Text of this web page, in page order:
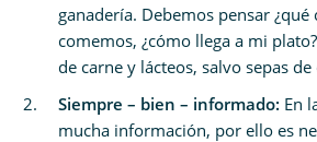
ganadería. Debemos pensar
comemos, ¿cómo llega a mi
de carne y lácteos, salvo sepas
Siempre – bien – informado: En
mucha información, por ello es